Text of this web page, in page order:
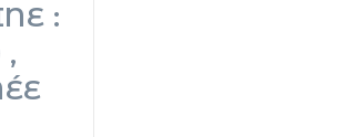
:
,